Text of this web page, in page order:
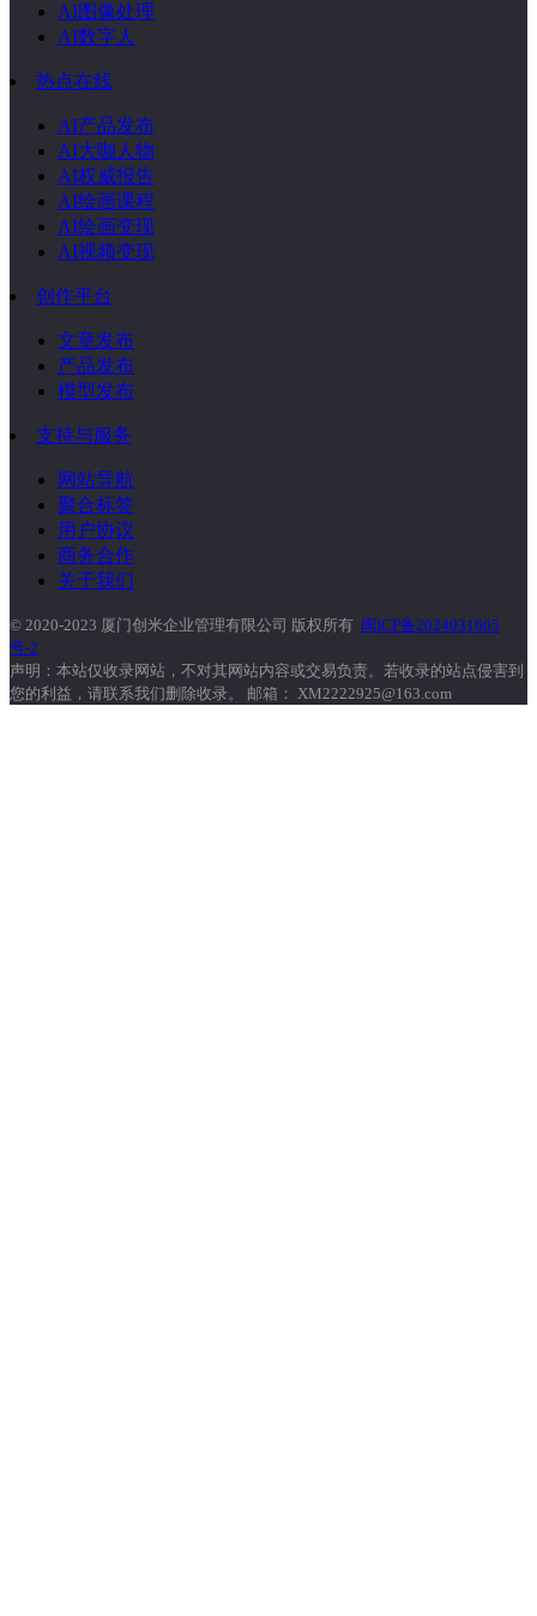
AI图像处理
AI数字人
热点在线
AI产品发布
AI大咖人物
AI权威报告
AI绘画课程
AI绘画变现
AI视频变现
创作平台
文章发布
产品发布
模型发布
支持与服务
网站导航
聚合标签
用户协议
商务合作
关于我们
© 2020-2023 厦门创米企业管理有限公司 版权所有 闽ICP备2024031605
号-2
声明：本站仅收录网站，不对其网站内容或交易负责。若收录的站点侵害到
您的利益，请联系我们删除收录。 邮箱： XM2222925@163.com